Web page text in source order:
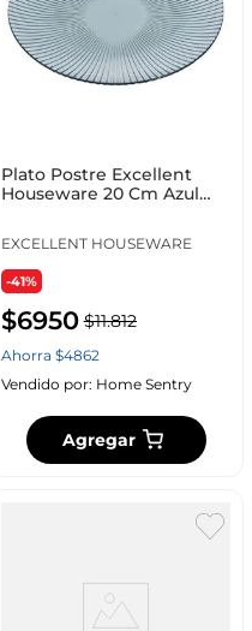
Plato Postre Excellent
Houseware 20 Cm Azul
EXCELLENT HOUSEWARE
-41%
$6950 $11.812
Ahorra $4862
Vendido por: Home Sentry
Agregar